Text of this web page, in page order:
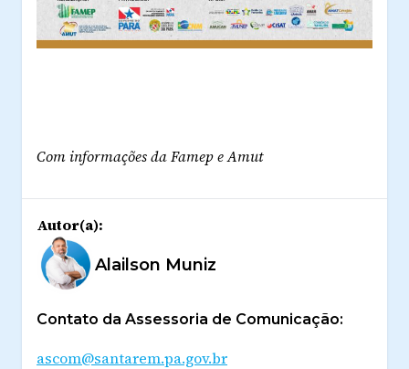
Com informações da Famep e Amut
Autor(a):
Alailson Muniz
Contato da Assessoria de Comunicação:
ascom@santarem.pa.gov.br